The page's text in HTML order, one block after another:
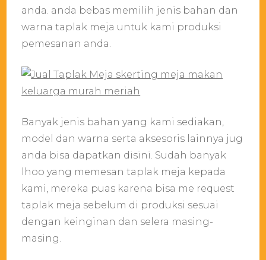
anda. anda bebas memilih jenis bahan dan
warna taplak meja untuk kami produksi
pemesanan anda.
Banyak jenis bahan yang kami sediakan,
model dan warna serta aksesoris lainnya jug
anda bisa dapatkan disini. Sudah banyak
lhoo yang memesan taplak meja kepada
kami, mereka puas karena bisa me request
taplak meja sebelum di produksi sesuai
dengan keinginan dan selera masing-
masing.